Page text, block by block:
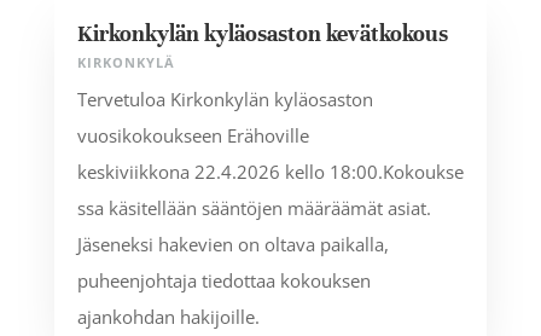
Kirkonkylän kyläosaston kevätkokous
KIRKONKYLÄ
Tervetuloa Kirkonkylän kyläosaston
vuosikokoukseen Erähoville
keskiviikkona 22.4.2026 kello 18:00.Kokoukse
ssa käsitellään sääntöjen määräämät asiat.
Jäseneksi hakevien on oltava paikalla,
puheenjohtaja tiedottaa kokouksen
ajankohdan hakijoille.